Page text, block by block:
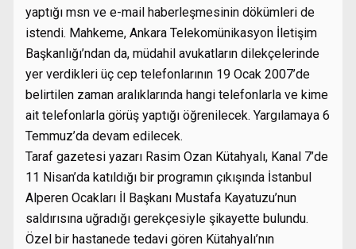
yaptığı msn ve e-mail haberleşmesinin dökümleri de
istendi. Mahkeme, Ankara Telekomünikasyon İletişim
Başkanlığı’ndan da, müdahil avukatların dilekçelerinde
yer verdikleri üç cep telefonlarının 19 Ocak 2007’de
belirtilen zaman aralıklarında hangi telefonlarla ve kime
ait telefonlarla görüş yaptığı öğrenilecek. Yargılamaya 6
Temmuz’da devam edilecek.
Taraf gazetesi yazarı Rasim Ozan Kütahyalı, Kanal 7’de
11 Nisan’da katıldığı bir programın çıkışında İstanbul
Alperen Ocakları İl Başkanı Mustafa Kayatuzu’nun
saldırısına uğradığı gerekçesiyle şikayette bulundu.
Özel bir hastanede tedavi gören Kütahyalı’nın